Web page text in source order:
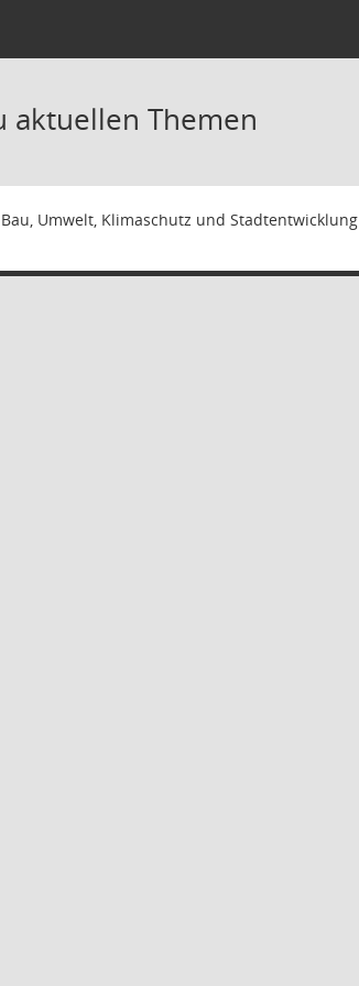
aktuellen Themen
Umwelt, Klimaschutz und Stadtentwicklung